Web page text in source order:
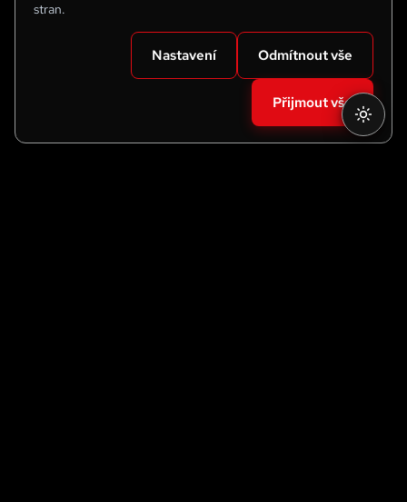
stran.
Nastavení Odmítnout vše
Přijmout vše